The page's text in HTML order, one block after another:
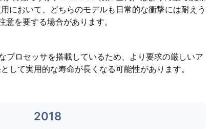
において、どちらのモデルも日常的な衝撃には耐えう
を要する場合があります。
ロセッサを搭載しているため、より要求の厳しいア
して実用的な寿命が長くなる可能性があります。
2018